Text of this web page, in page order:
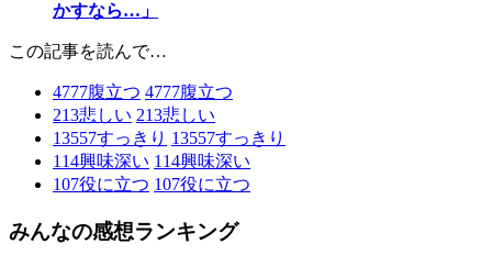
かすなら…」
この記事を読んで…
4777腹立つ 4777腹立つ
213悲しい 213悲しい
13557すっきり 13557すっきり
114興味深い 114興味深い
107役に立つ 107役に立つ
みんなの感想ランキング